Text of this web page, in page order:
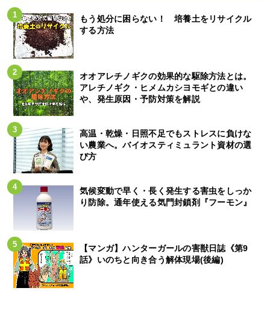
もう処分に困らない！ 培養土をリサイクル
する方法
オオアレチノギクの効果的な駆除方法とは。
アレチノギク・ヒメムカシヨモギとの違い
や、発生原因・予防対策を解説
高温・乾燥・日照不足でもストレスに負けな
い農業へ。バイオスティミュラント資材の選
び方
気候変動で早く・長く発生する害虫をしっか
り防除。通年使える気門封鎖剤『フーモン』
【マンガ】ハンターガールの害獣日誌《第9
話》いのちと向き合う解体現場(後編)